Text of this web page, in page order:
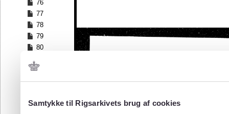
Samtykke til Rigsarkivets brug af cookies
76
77
78
79
80
82
83
85